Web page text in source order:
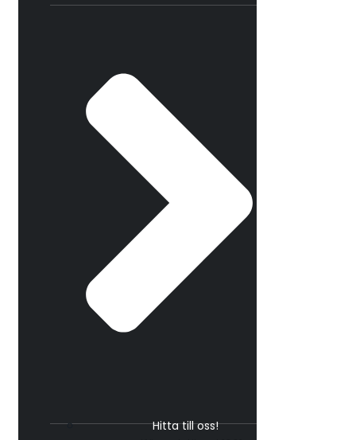
Hitta till oss!